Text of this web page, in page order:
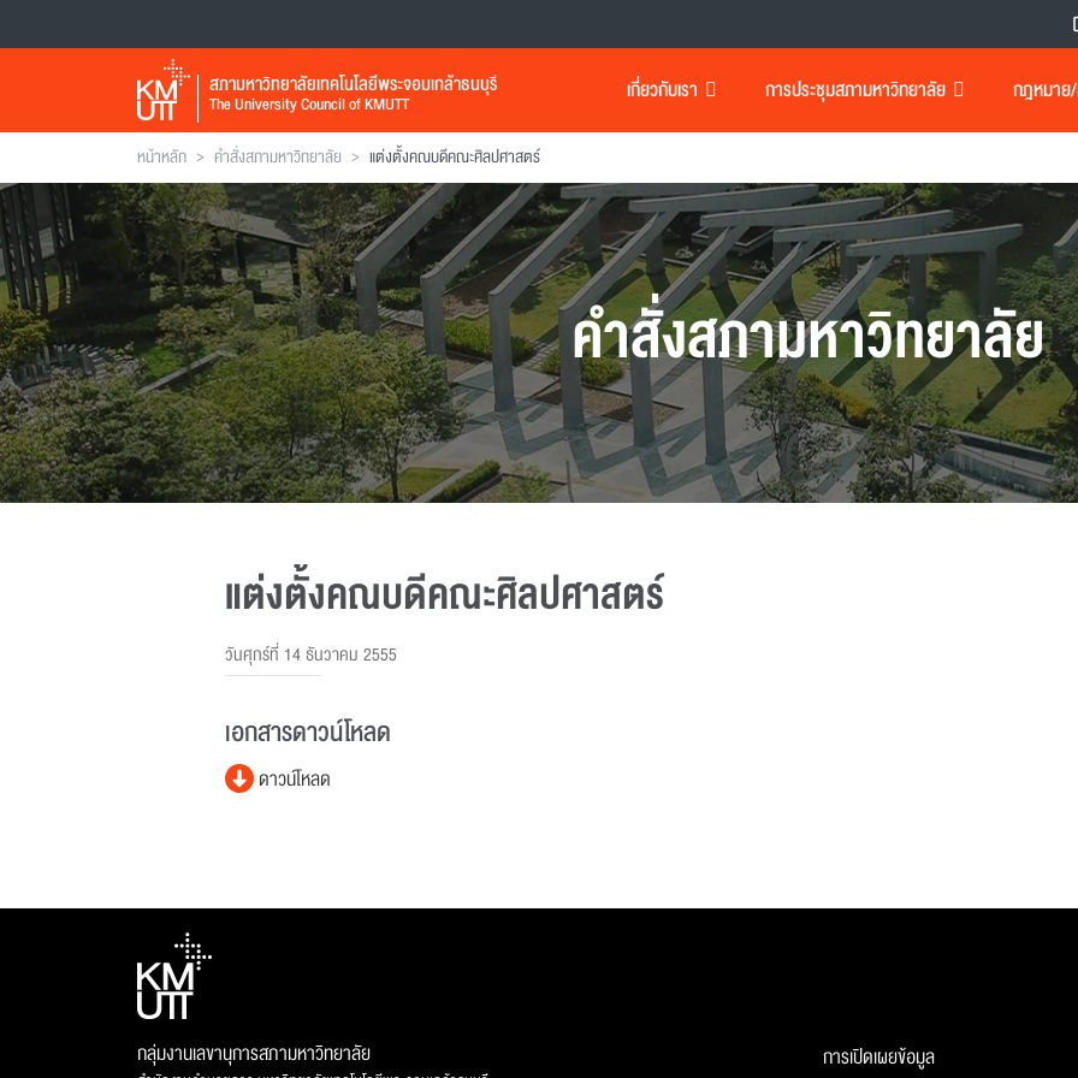
สภามหาวิทยาลัยเทคโนโลยีพระจอมเกล้าธนบุรี
The University Council of KMUTT เกี่ยวกับเรา การประชุมสภามหาวิทยาลัย กฎหมาย/
หน้าหลัก > คำสั่งสภามหาวิทยาลัย > แต่งตั้งคณบดีคณะศิลปศาสตร์
คำสั่งสภามหาวิทยาลัย
แต่งตั้งคณบดีคณะศิลปศาสตร์
วันศุกร์ที่ 14 ธันวาคม 2555
เอกสารดาวน์โหลด
ดาวน์โหลด
กลุ่มงานเลขานุการสภามหาวิทยาลัย การเปิดเผยข้อมูล